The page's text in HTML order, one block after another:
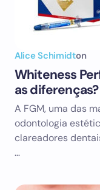
Alice Schimidton
Whiteness
as diferenças?
A FGM, uma das
odontologia
clareadores
…